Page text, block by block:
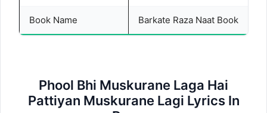
Book Name Barkate Raza Naat Book
Phool Bhi Muskurane Laga Hai
Pattiyan Muskurane Lagi Lyrics In